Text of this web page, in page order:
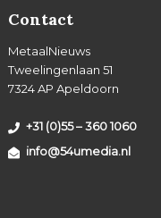
Contact
MetaalNieuws
Tweelingenlaan 51
7324 AP Apeldoorn
+31 (0)55 – 360 1060
info@54umedia.nl